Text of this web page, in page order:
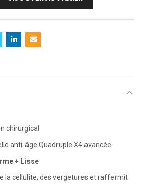
chirurgical
anti-âge Quadruple X4 avancée
+ Lisse
la cellulite, des vergetures et raffermit